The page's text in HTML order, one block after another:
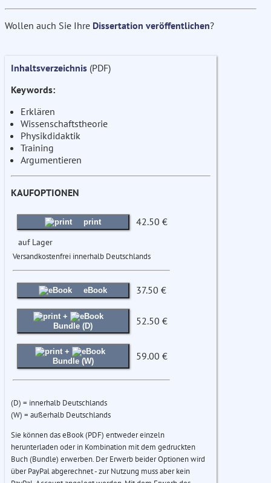
Wollen auch Sie Ihre Dissertation veröffentlichen?
Inhaltsverzeichnis (PDF)
Keywords:
Erklären
Wissenschaftstheorie
Physikdidaktik
Training
Argumentieren
KAUFOPTIONEN
print 42.50 €
auf Lager
Versandkostenfrei innerhalb Deutschlands
eBook 37.50 €
+
Bundle (D)
52.50 €
+
Bundle (W)
59.00 €
(D) = innerhalb Deutschlands
(W) = außerhalb Deutschlands
Sie können das eBook (PDF) entweder einzeln
herunterladen oder in Kombination mit dem gedruckten
Buch (Bundle) erwerben. Der Erwerb beider Optionen wird
über PayPal abgerechnet - zur Nutzung muss aber kein